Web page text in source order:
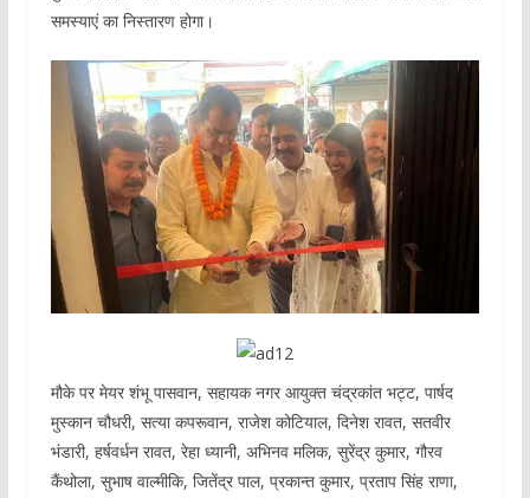
समस्याएं का निस्तारण होगा।
मौके पर मेयर शंभू पासवान, सहायक नगर आयुक्त चंद्रकांत भट्ट, पार्षद
मुस्कान चौधरी, सत्या कपरूवान, राजेश कोटियाल, दिनेश रावत, सतवीर
भंडारी, हर्षवर्धन रावत, रेहा ध्यानी, अभिनव मलिक, सुरेंद्र कुमार, गौरव
कैंथोला, सुभाष वाल्मीकि, जितेंद्र पाल, प्रकान्त कुमार, प्रताप सिंह राणा,